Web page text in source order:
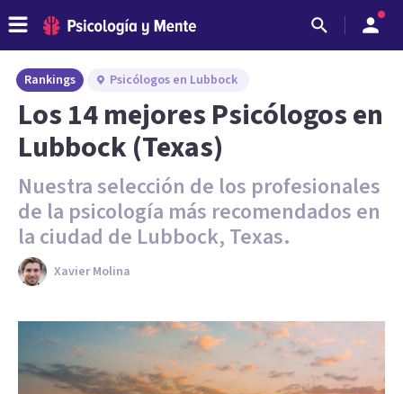
Rankings Psicólogos en Lubbock
Los 14 mejores Psicólogos en
Lubbock (Texas)
Nuestra selección de los profesionales
de la psicología más recomendados en
la ciudad de Lubbock, Texas.
Xavier Molina